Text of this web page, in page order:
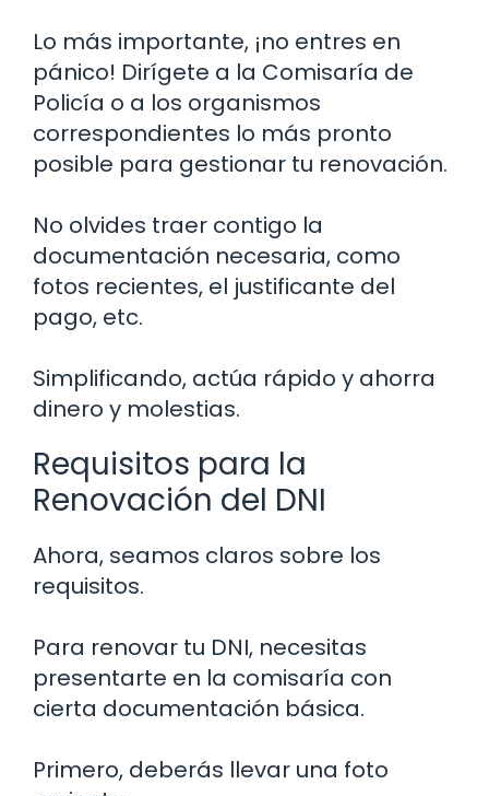
Lo más importante, ¡no entres en
pánico! Dirígete a la Comisaría de
Policía o a los organismos
correspondientes lo más pronto
posible para gestionar tu renovación.
No olvides traer contigo la
documentación necesaria, como
fotos recientes, el justificante del
pago, etc.
Simplificando, actúa rápido y ahorra
dinero y molestias.
Requisitos para la
Renovación del DNI
Ahora, seamos claros sobre los
requisitos.
Para renovar tu DNI, necesitas
presentarte en la comisaría con
cierta documentación básica.
Primero, deberás llevar una foto